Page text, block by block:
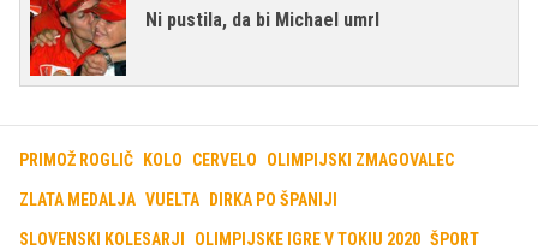
Ni pustila, da bi Michael umrl
PRIMOŽ ROGLIČ KOLO CERVELO OLIMPIJSKI ZMAGOVALEC
ZLATA MEDALJA VUELTA DIRKA PO ŠPANIJI
SLOVENSKI KOLESARJI OLIMPIJSKE IGRE V TOKIU 2020 ŠPORT